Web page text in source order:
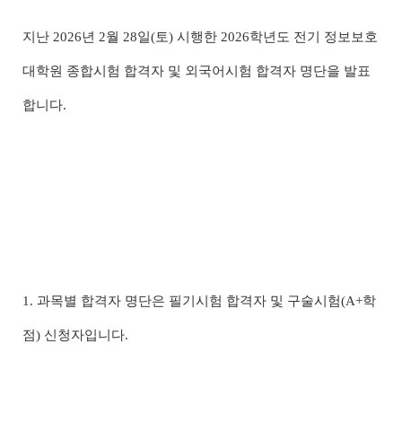
지난 2026년 2월 28일(토) 시행한 2026학년도 전기 정보보호
대학원 종합시험 합격자 및 외국어시험 합격자 명단을 발표
합니다.
1. 과목별 합격자 명단은 필기시험 합격자 및 구술시험(A+학
점) 신청자입니다.